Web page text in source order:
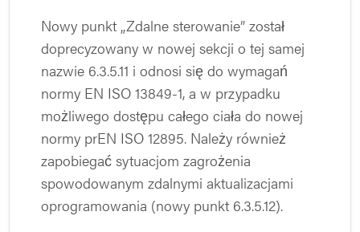
Nowy punkt „Zdalne sterowanie” został
doprecyzowany w nowej sekcji o tej samej
nazwie 6.3.5.11 i odnosi się do wymagań
normy EN ISO 13849-1, a w przypadku
możliwego dostępu całego ciała do nowej
normy prEN ISO 12895. Należy również
zapobiegać sytuacjom zagrożenia
spowodowanym zdalnymi aktualizacjami
oprogramowania (nowy punkt 6.3.5.12).